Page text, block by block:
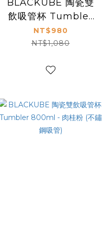
BLACKUBE 陶瓷雙
飲吸管杯 Tumbler
800ml - 提拉米蘇棕
(Tritan吸管)
NT$980
NT$1,080